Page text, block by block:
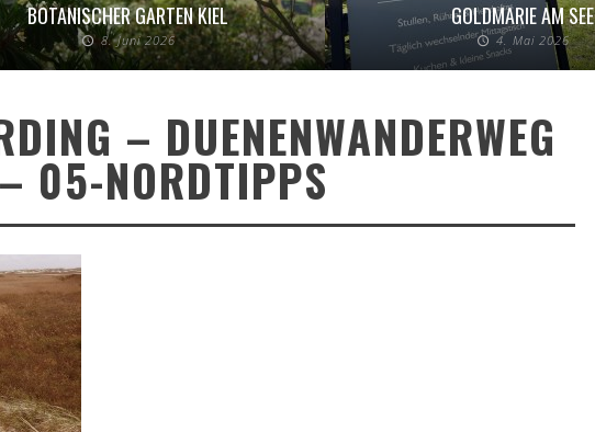
BOTANISCHER GARTEN KIEL
8. Juni 2026
GOLDMARIE AM SEE
4. Mai 2026
– DUENENWANDERWEG
– 05-NORDTIPPS